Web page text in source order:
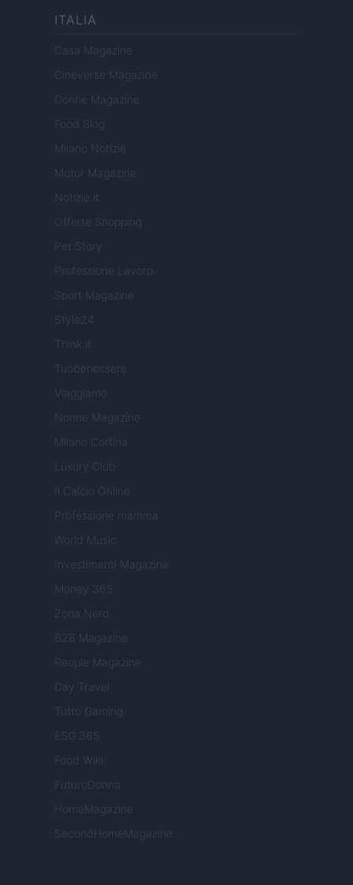
ITALIA
Casa Magazine
Cineverse Magazine
Donne Magazine
Food Blog
Milano Notizie
Motor Magazine
Notizie.it
Offerte Shopping
Pet Story
Professione Lavoro
Sport Magazine
Style24
Think.it
Tuobenessere
Viaggiamo
Nonne Magazine
Milano Cortina
Luxury Club
Il Calcio Online
Professione mamma
World Music
Investimenti Magazine
Money 365
Zona Nerd
B2B Magazine
People Magazine
Day Travel
Tutto Gaming
ESG 365
Food Wiki
FuturoDonna
HomeMagazine
SecondHomeMagazine